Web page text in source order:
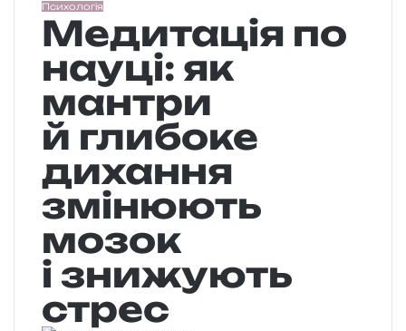
Психологія
Медитація по
науці: як
мантри
й глибоке
дихання
змінюють
мозок
і знижують
стрес